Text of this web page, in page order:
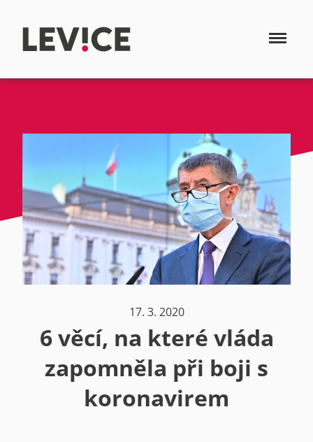
17. 3. 2020
6 věcí, na které vláda
zapomněla při boji s
koronavirem